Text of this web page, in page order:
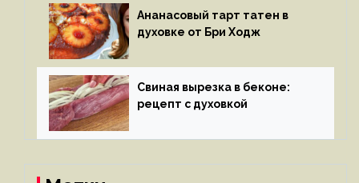
Ананасовый тарт татен в
духовке от Бри Ходж
Свиная вырезка в беконе:
рецепт с духовкой